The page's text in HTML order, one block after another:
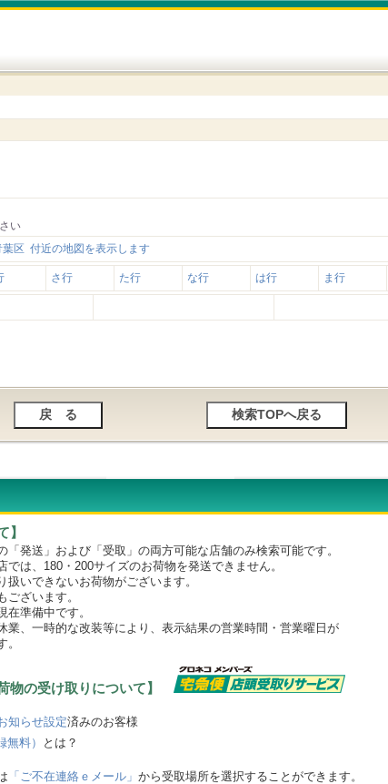
い
区 付近の地図を表示します
さ行 た行 な行 は行 ま行
】
発送」および「受取」の両方可能な店舗のみ検索可能です。
、180・200サイズのお荷物を発送できません。
できないお荷物がございます。
ざいます。
準備中です。
、一時的な改装等により、表示結果の営業時間・営業曜日が
物の受け取りについて】
知らせ設定済みのお客様
料）
とは？
「ご不在連絡ｅメール」 から受取場所を選択することができます。